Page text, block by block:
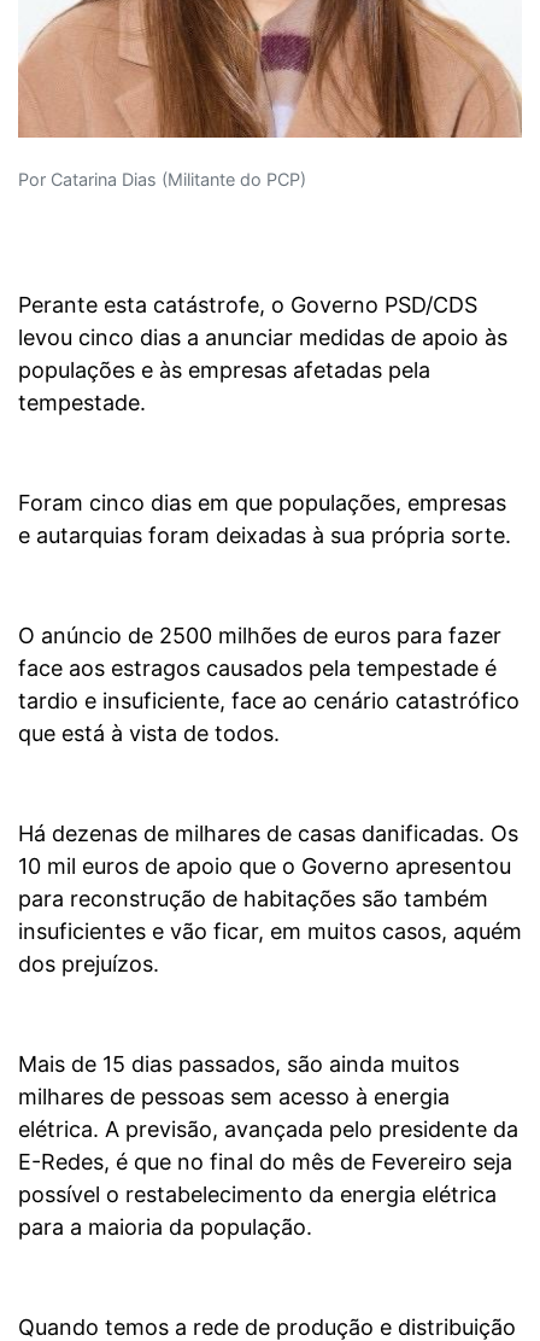
Por Catarina Dias (Militante do PCP)
Perante esta catástrofe, o Governo PSD/CDS
levou cinco dias a anunciar medidas de apoio às
populações e às empresas afetadas pela
tempestade.
Foram cinco dias em que populações, empresas
e autarquias foram deixadas à sua própria sorte.
O anúncio de 2500 milhões de euros para fazer
face aos estragos causados pela tempestade é
tardio e insuficiente, face ao cenário catastrófico
que está à vista de todos.
Há dezenas de milhares de casas danificadas. Os
10 mil euros de apoio que o Governo apresentou
para reconstrução de habitações são também
insuficientes e vão ficar, em muitos casos, aquém
dos prejuízos.
Mais de 15 dias passados, são ainda muitos
milhares de pessoas sem acesso à energia
elétrica. A previsão, avançada pelo presidente da
E-Redes, é que no final do mês de Fevereiro seja
possível o restabelecimento da energia elétrica
para a maioria da população.
Quando temos a rede de produção e distribuição